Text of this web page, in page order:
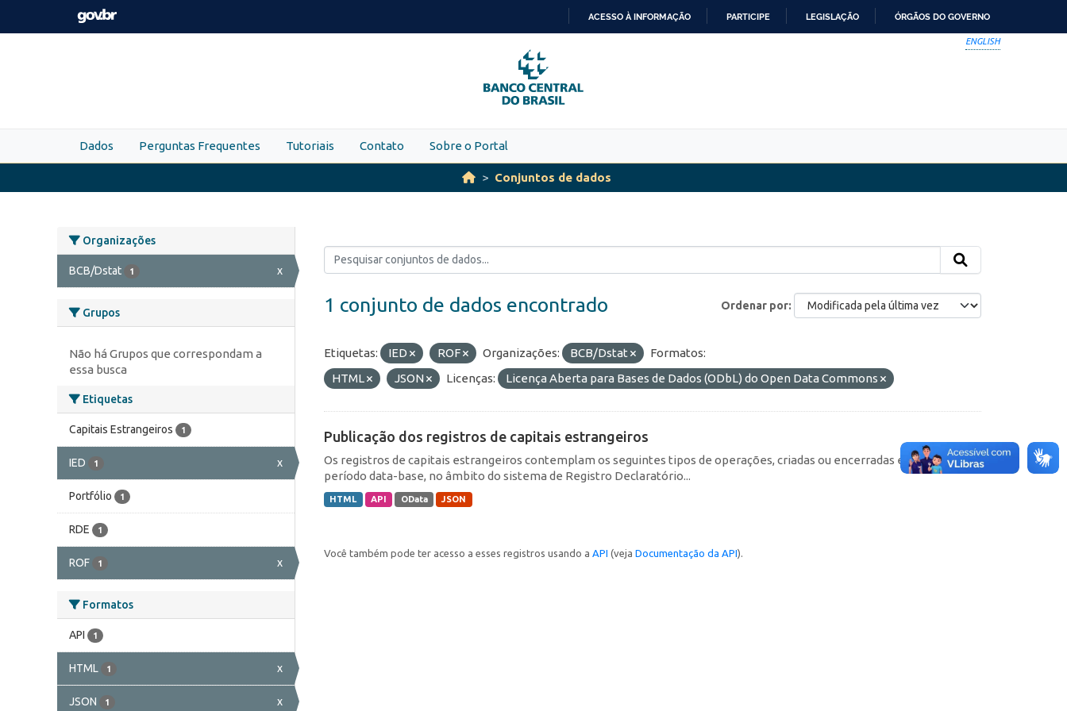
Skip to main content
PARA
O
CONTEÚDO
ACESSO À INFORMAÇÃO PARTICIPE LEGISLAÇÃO ÓRGÃOS DO GOVERNO
ENGLISH
Dados Perguntas Frequentes Tutoriais Contato Sobre o Portal
Conjuntos de dados
Organizações
BCB/Dstat 1 x
Grupos
Não há Grupos que correspondam a
essa busca
Etiquetas
Capitais Estrangeiros 1
IED 1 x
Portfólio 1
RDE 1
ROF 1 x
Formatos
API 1
HTML 1 x
JSON 1 x
Ordenar por
1 conjunto de dados encontrado
Etiquetas: IED ROF Organizações: BCB/Dstat
Formatos:
HTML
JSON Licenças: Licença Aberta para Bases de Dados (ODbL) do Open Data Commons
Publicação dos registros de capitais estrangeiros
Os registros de capitais estrangeiros contemplam os seguintes tipos de operações, criadas ou encerradas em cada
período data-base, no âmbito do sistema de Registro Declaratório...
HTML API OData JSON
Você também pode ter acesso a esses registros usando a API (veja Documentação da API).